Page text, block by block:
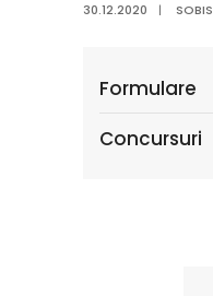
30.12.2020 | SOBIS
Formulare
Concursuri